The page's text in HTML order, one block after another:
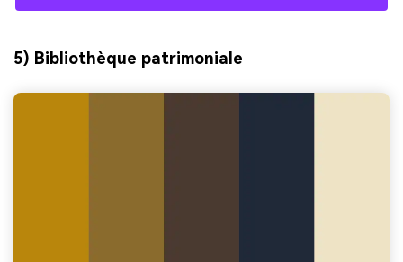
5) Bibliothèque patrimoniale